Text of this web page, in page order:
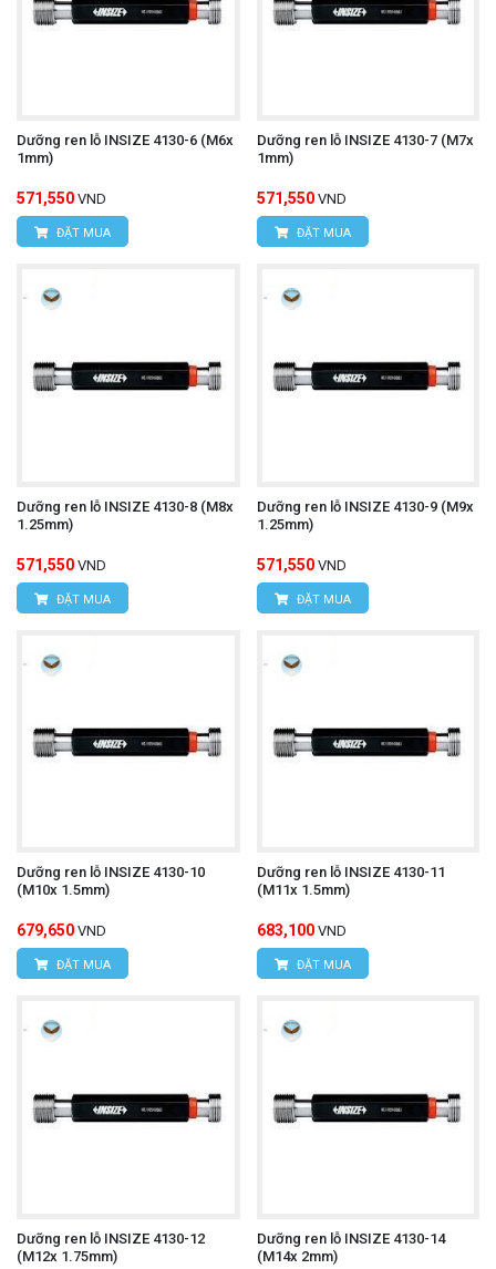
Dưỡng ren lỗ INSIZE 4130-6 (M6x
1mm)
571,550 VND
ĐẶT MUA
Dưỡng ren lỗ INSIZE 4130-7 (M7x
1mm)
571,550 VND
ĐẶT MUA
Dưỡng ren lỗ INSIZE 4130-8 (M8x
1.25mm)
571,550 VND
ĐẶT MUA
Dưỡng ren lỗ INSIZE 4130-9 (M9x
1.25mm)
571,550 VND
ĐẶT MUA
Dưỡng ren lỗ INSIZE 4130-10
(M10x 1.5mm)
679,650 VND
ĐẶT MUA
Dưỡng ren lỗ INSIZE 4130-11
(M11x 1.5mm)
683,100 VND
ĐẶT MUA
Dưỡng ren lỗ INSIZE 4130-12
(M12x 1.75mm)
Dưỡng ren lỗ INSIZE 4130-14
(M14x 2mm)